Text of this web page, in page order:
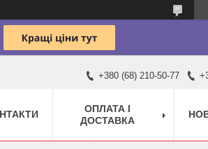
+380 (68) 210-50-77
ОПЛАТА І
ДОСТАВКА